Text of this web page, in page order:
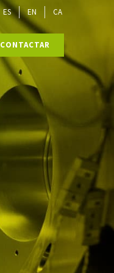
ES EN CA
CONTACTAR